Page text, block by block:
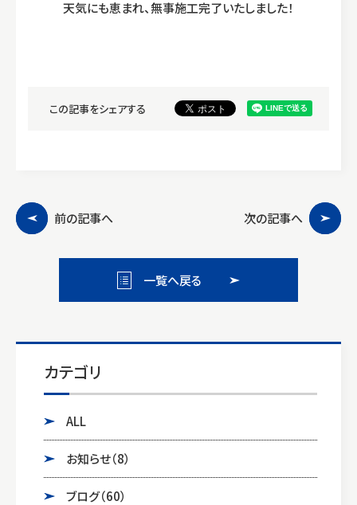
天気にも恵まれ、無事施工完了いたしました！
この記事をシェアする
前の記事へ 次の記事へ
一覧へ戻る
カテゴリ
ALL
お知らせ（8）
ブログ（60）